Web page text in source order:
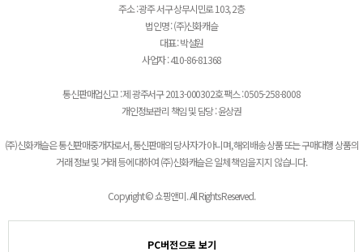
주소 : 광주 서구 상무시민로 103, 2층
법인명 : (주)신화캐슬
대표 : 박설원
사업자 : 410-86-81368
통신판매업신고 : 제 광주서구 2013-000302호 팩스 : 0505-258-8008
개인정보관리 책임 및 담당 : 윤상권
(주)신화캐슬은 통신판매중개자로서, 통신판매의 당사자가 아니며, 해외배송 상품 또는 구매대행 상품의
거래 정보 및 거래 등에 대하여 (주)신화캐슬은 일체 책임을 지지 않습니다.
Copyright © 쇼핑앤미. All Rights Reserved.
PC버전으로 보기